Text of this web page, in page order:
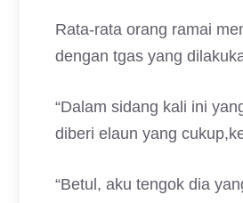
Rata-rata orang ramai
dengan tgas yang
“Dalam sidang kali ini
diberi elaun yang
“Betul, aku tengok dia